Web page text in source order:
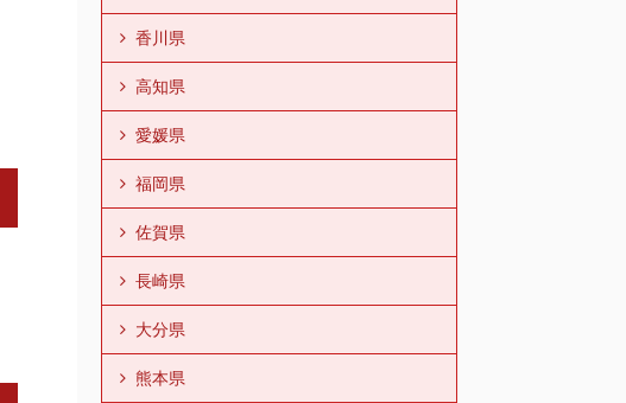
香川県
高知県
愛媛県
福岡県
佐賀県
長崎県
大分県
熊本県